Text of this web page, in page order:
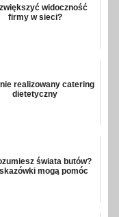
widoczność
firmy w sieci?
realizowany catering
dietetyczny
świata butów?
mogą pomóc